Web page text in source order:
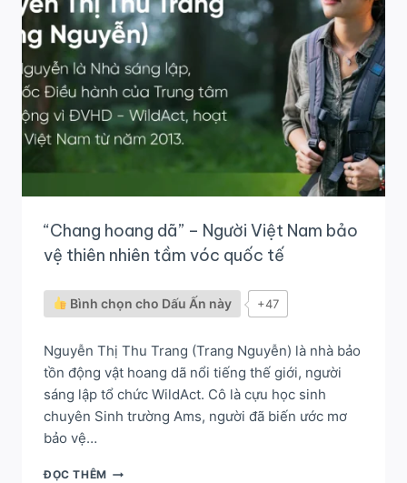
TẾ
ẢO
“Chang hoang dã” – Người Việt Nam bảo
vệ thiên nhiên tầm vóc quốc tế
Bình chọn cho Dấu Ấn này +47
Nguyễn Thị Thu Trang (Trang Nguyễn) là nhà bảo
tồn động vật hoang dã nổi tiếng thế giới, người
sáng lập tổ chức WildAct. Cô là cựu học sinh
chuyên Sinh trường Ams, người đã biến ước mơ
bảo vệ…
ĐỌC THÊM“CHANG